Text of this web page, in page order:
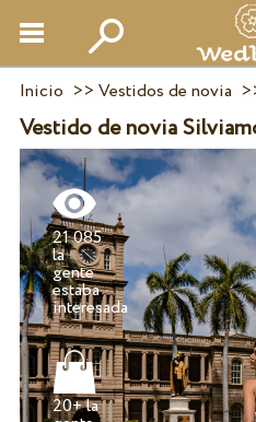
Inicio >> Vestidos de novia
Vestido de novia
21 085
la
gente
estaba
interesada
20+ la